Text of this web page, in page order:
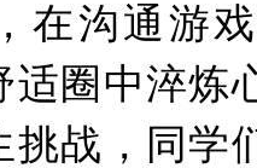
在沟通游
适圈中淬炼
挑战，同学